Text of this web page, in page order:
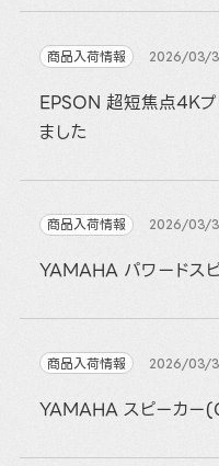
商品入荷情報 2026/03/
EPSON 超短焦点4K
ました
商品入荷情報 2026/03/
YAMAHA パワードス
商品入荷情報 2026/03/
YAMAHA スピーカー